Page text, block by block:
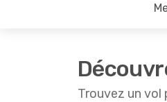
Trouvez un vol